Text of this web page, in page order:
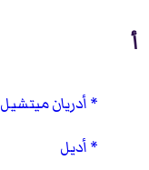
أ
أدريان ميتشيل
أديل